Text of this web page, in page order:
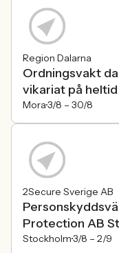
Region Dalarna
Ordningsvakt
vikariat på heltid
Mora3/8 – 30/8
2Secure Sverige AB
Protection AB
Stockholm3/8 – 2/9